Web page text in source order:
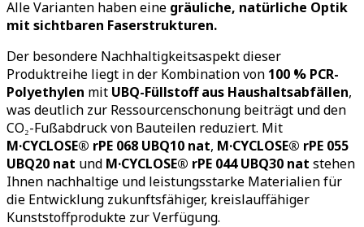
Alle Varianten haben eine gräuliche, natürliche Optik
mit sichtbaren Faserstrukturen.
Der besondere Nachhaltigkeitsaspekt dieser
Produktreihe liegt in der Kombination von 100 % PCR-
Polyethylen mit UBQ-Füllstoff aus Haushaltsabfällen,
was deutlich zur Ressourcenschonung beiträgt und den
CO₂-Fußabdruck von Bauteilen reduziert. Mit
M·CYCLOSE® rPE 068 UBQ10 nat, M·CYCLOSE® rPE 055
UBQ20 nat und M·CYCLOSE® rPE 044 UBQ30 nat stehen
Ihnen nachhaltige und leistungsstarke Materialien für
die Entwicklung zukunftsfähiger, kreislauffähiger
Kunststoffprodukte zur Verfügung.